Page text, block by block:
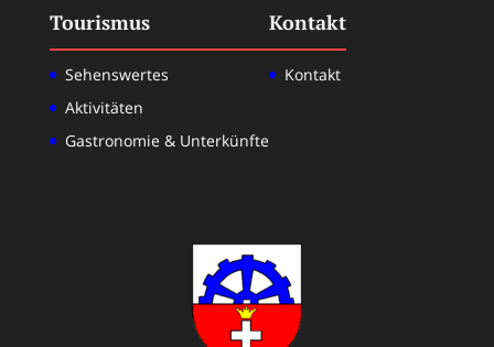
Tourismus
Sehenswertes
Aktivitäten
Gastronomie & Unterkünfte
Kontakt
Kontakt